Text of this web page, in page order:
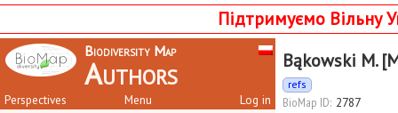
Підтримуємо Вільну
Biodiversity Map
Authors
Perspectives Log in
Menu
Bąkowski M.
refs
BioMap ID: 2787